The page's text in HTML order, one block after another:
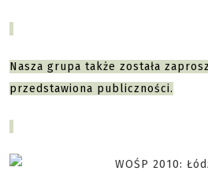
Nasza grupa także została
przedstawiona publiczności.